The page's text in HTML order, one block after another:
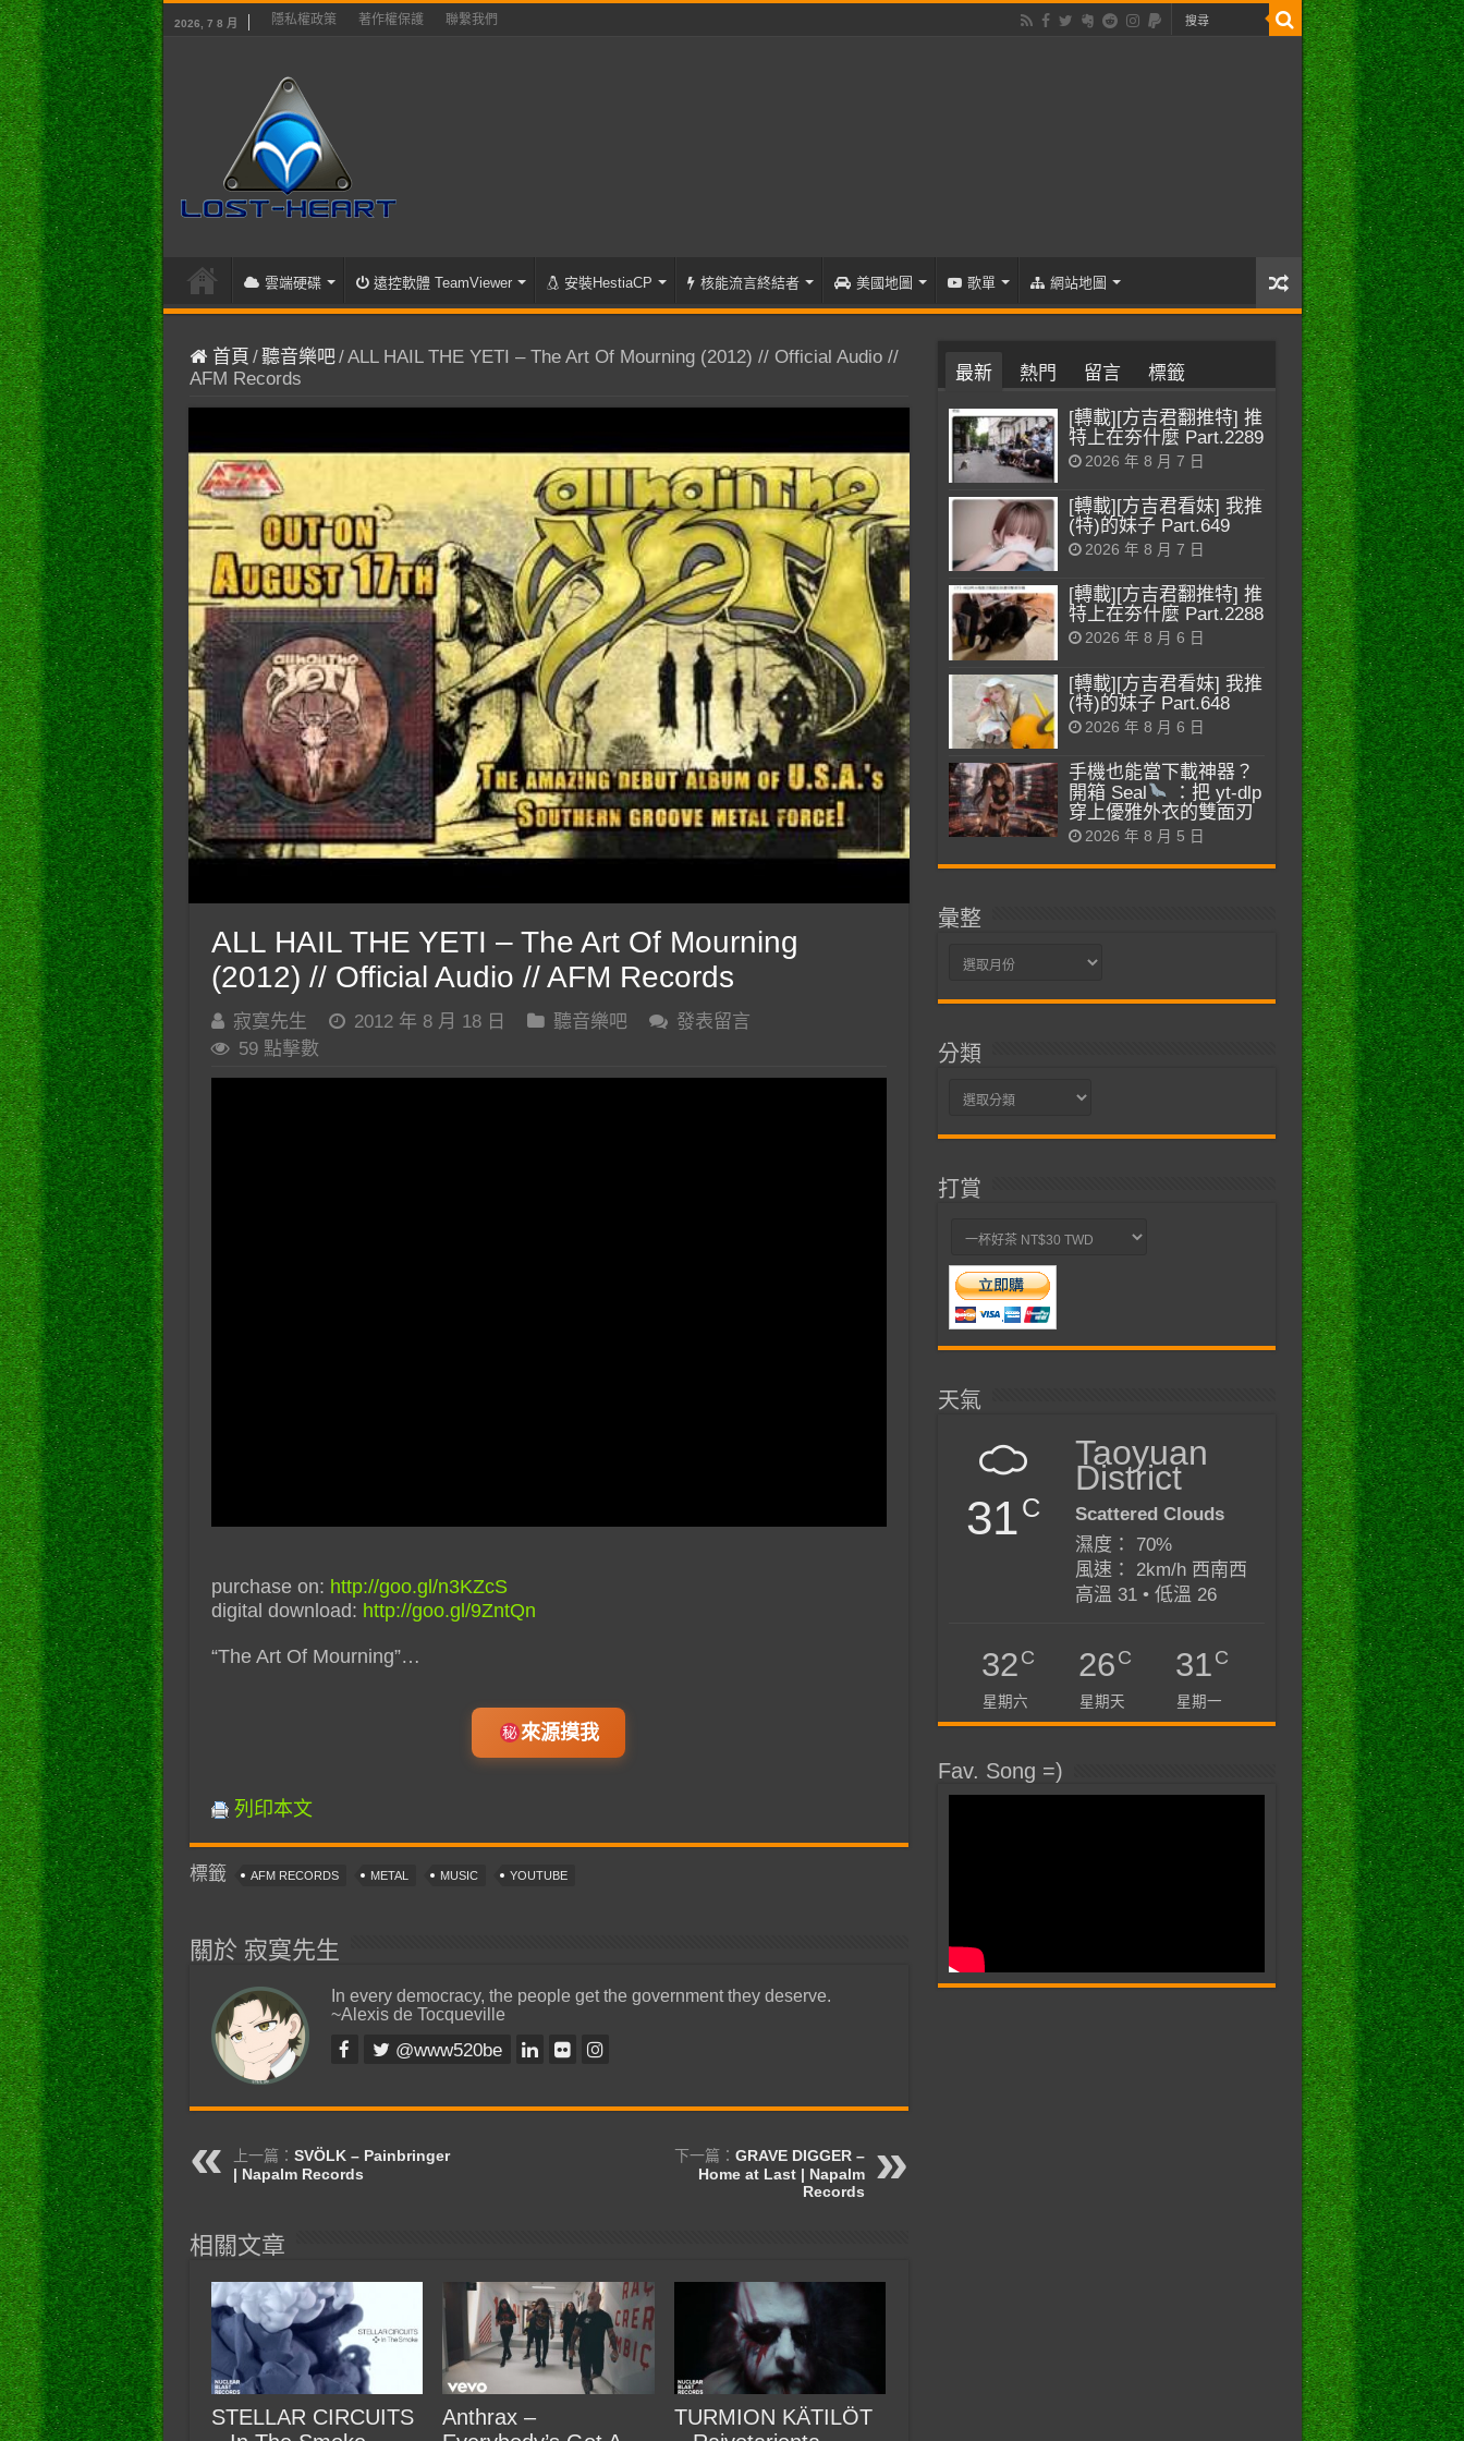
2026, 7 8 月 隱私權政策 著作權保護 聯繫我們
雲端硬碟 遠控軟體 TeamViewer 安裝HestiaCP 核能流言終結者 美國地圖 歌單 網站地圖
首頁 /聽音樂吧/ALL HAIL THE YETI – The Art Of Mourning (2012) // Official Audio //
AFM Records
ALL HAIL THE YETI – The Art Of Mourning
(2012) // Official Audio // AFM Records
寂寞先生 2012 年 8 月 18 日 聽音樂吧
發表留言
59 點擊數
purchase on: http://goo.gl/n3KZcS
digital download: http://goo.gl/9ZntQn
“The Art Of Mourning”…
來源摸我
列印本文
標籤 AFM RECORDS METAL MUSIC YOUTUBE
關於 寂寞先生
In every democracy, the people get the government they deserve.
~Alexis de Tocqueville
@www520be
上一篇： SVÖLK – Painbringer
| Napalm Records
下一篇： GRAVE DIGGER –
Home at Last | Napalm
Records
相關文章
STELLAR CIRCUITS
Anthrax –
TURMION KÄTILÖT
最新 熱門 留言 標籤
[轉載][方吉君翻推特] 推
特上在夯什麼 Part.2289
2026 年 8 月 7 日
[轉載][方吉君看妹] 我推
(特)的妹子 Part.649
2026 年 8 月 7 日
[轉載][方吉君翻推特] 推
特上在夯什麼 Part.2288
2026 年 8 月 6 日
[轉載][方吉君看妹] 我推
(特)的妹子 Part.648
2026 年 8 月 6 日
手機也能當下載神器？
開箱 Seal
：把 yt-dlp
穿上優雅外衣的雙面刃
2026 年 8 月 5 日
彙整
彙
分類
分
打賞
天氣
31C
Taoyuan
District
Scattered Clouds
濕度： 70%
風速： 2km/h 西南西
高溫 31 • 低溫 26
32C
星期六
26C
星期天
31C
星期一
Fav. Song =)